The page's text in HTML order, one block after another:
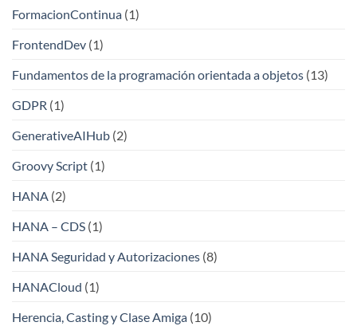
FormacionContinua (1)
FrontendDev (1)
Fundamentos de la programación orientada a objetos (13)
GDPR (1)
GenerativeAIHub (2)
Groovy Script (1)
HANA (2)
HANA – CDS (1)
HANA Seguridad y Autorizaciones (8)
HANACloud (1)
Herencia, Casting y Clase Amiga (10)